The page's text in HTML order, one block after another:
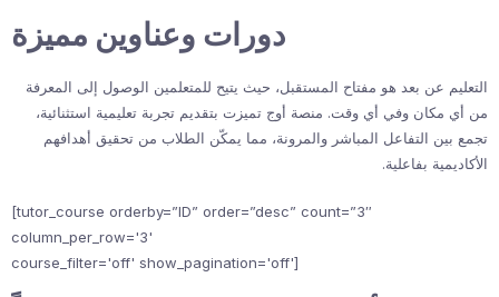
دورات وعناوين مميزة
التعليم عن بعد هو مفتاح المستقبل، حيث يتيح للمتعلمين الوصول إلى المعرفة
من أي مكان وفي أي وقت. منصة أوج تميزت بتقديم تجربة تعليمية استثنائية،
تجمع بين التفاعل المباشر والمرونة، مما يمكّن الطلاب من تحقيق أهدافهم
الأكاديمية بفاعلية.
[tutor_course orderby=”ID” order=”desc” count=”3″
column_per_row='3'
course_filter='off' show_pagination='off']